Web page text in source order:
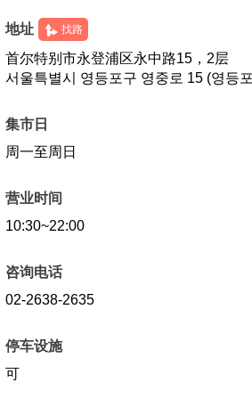
地址 找路
首尔特别市永登浦区永中路15，2层
서울특별시 영등포구 영중로 15 (영등
集市日
周一至周日
营业时间
10:30~22:00
咨询电话
02-2638-2635
停车设施
可